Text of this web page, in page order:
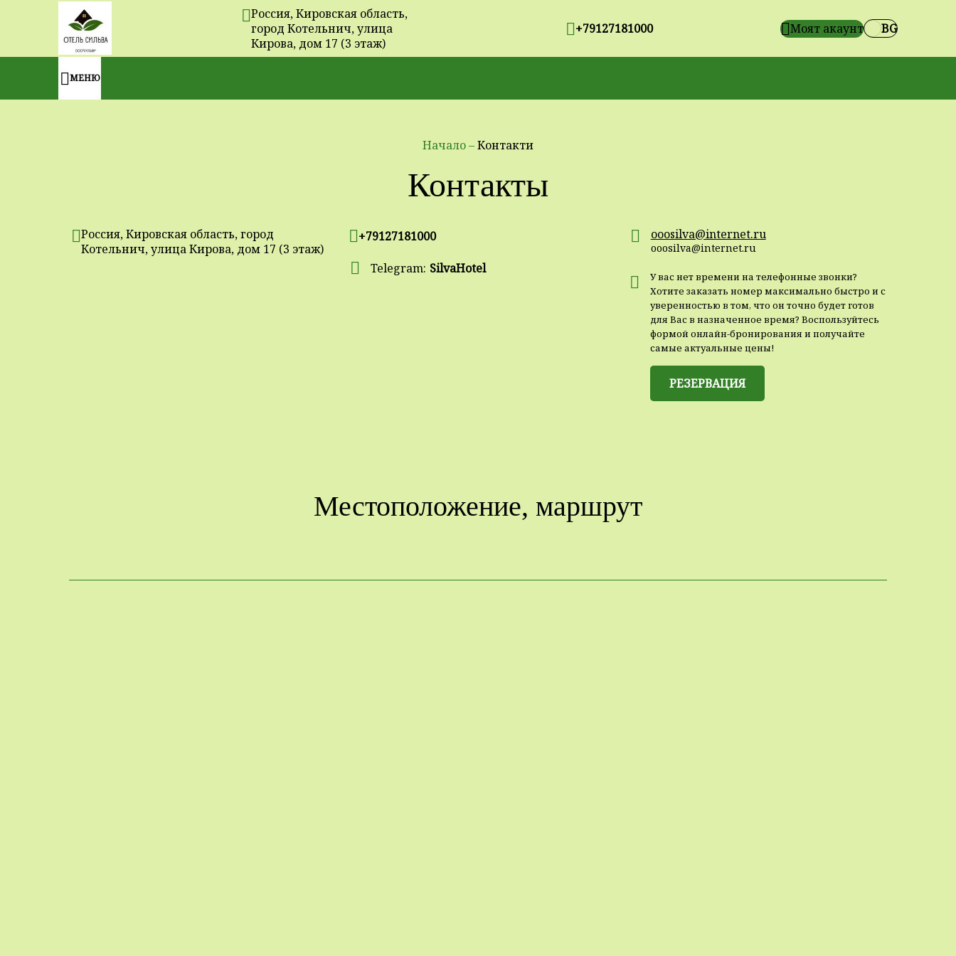
Россия, Кировская область,
город Котельнич, улица
Кирова, дом 17 (3 этаж)
+79127181000 Моят акаунт BG
МЕНЮ
Начало–Контакти
Контакты
Россия, Кировская область, город
Котельнич, улица Кирова, дом 17 (3 этаж)
+79127181000
Telegram: SilvaHotel
ooosilva@internet.ru
ooosilva@internet.ru
У вас нет времени на телефонные звонки?
Хотите заказать номер максимально быстро и с
уверенностью в том, что он точно будет готов
для Вас в назначенное время? Воспользуйтесь
формой онлайн-бронирования и получайте
самые актуальные цены!
РЕЗЕРВАЦИЯ
Местоположение, маршрут